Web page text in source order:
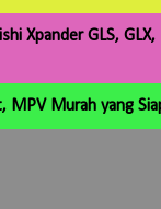
Xpander GLS,
Murah yang